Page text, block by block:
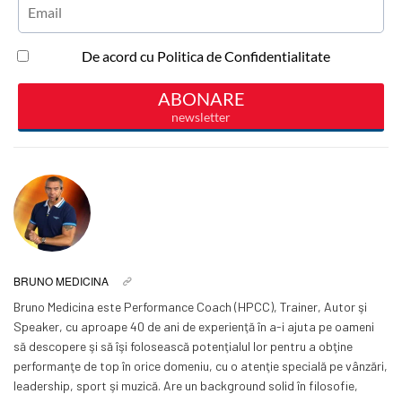
BRUNO MEDICINA
Bruno Medicina este Performance Coach (HPCC), Trainer, Autor şi
Speaker, cu aproape 40 de ani de experienţă în a-i ajuta pe oameni
să descopere şi să îşi folosească potenţialul lor pentru a obţine
performanţe de top în orice domeniu, cu o atenţie specială pe vânzări,
leadership, sport şi muzică. Are un background solid în filosofie,